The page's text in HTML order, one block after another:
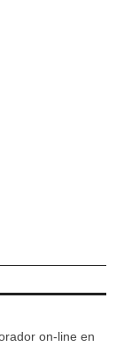
on-line en